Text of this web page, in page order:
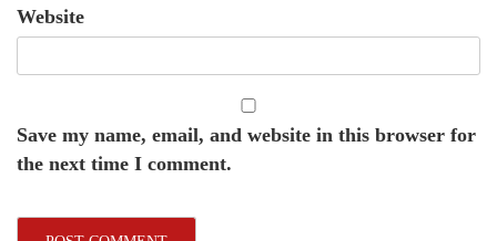
Website
Save my name, email, and website in this browser for
the next time I comment.